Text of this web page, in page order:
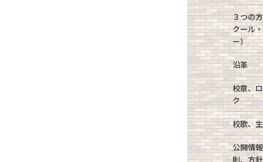
３つの
クール
ー）
沿革
校章、
ク
校歌、
公開情
則、方